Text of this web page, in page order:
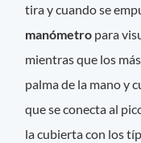
tira y cuando se
manómetro para
mientras que los
palma de la mano y
que se conecta al
la cubierta con los